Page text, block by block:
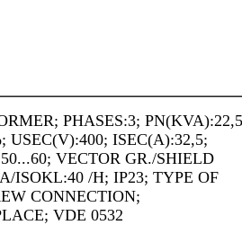
PHASES:3;
USEC(V):400; ISEC(A):32,5;
VECTOR GR./SHIELD
ISOKL:40 /H; IP23; TYPE OF
CONNECTION;
VDE 0532